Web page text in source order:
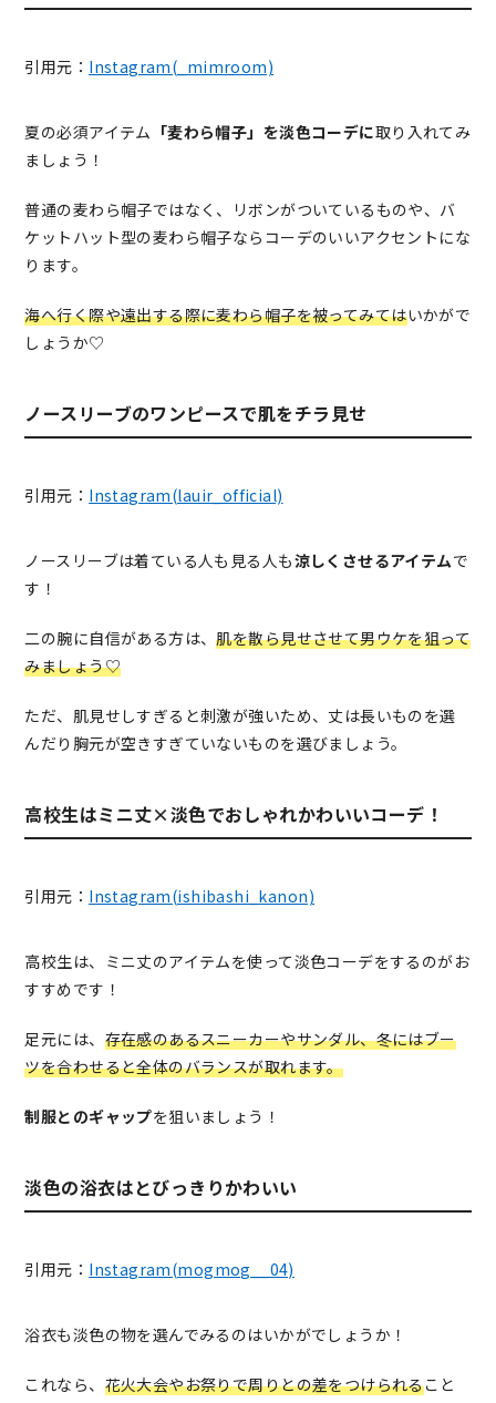
引用元： Instagram(_mimroom)
夏の必須アイテム 「麦わら帽子」を淡色コーデに取り入れてみ
ましょう！
普通の麦わら帽子ではなく、リボンがついているものや、バ
ケットハット型の麦わら帽子ならコーデのいいアクセントにな
ります。
海へ行く際や遠出する際に麦わら帽子を被ってみてはいかがで
しょうか♡
ノースリーブのワンピースで肌をチラ見せ
引用元： Instagram(lauir_official)
ノースリーブは着ている人も見る人も涼しくさせるアイテムで
す！
二の腕に自信がある方は、肌を散ら見せさせて男ウケを狙って
みましょう♡
ただ、肌見せしすぎると刺激が強いため、丈は長いものを選
んだり胸元が空きすぎていないものを選びましょう。
高校生はミニ丈×淡色でおしゃれかわいいコーデ！
引用元： Instagram(ishibashi_kanon)
高校生は、ミニ丈のアイテムを使って淡色コーデをするのがお
すすめです！
足元には、 存在感のあるスニーカーやサンダル、冬にはブー
ツを合わせると全体のバランスが取れます。
制服とのギャップを狙いましょう！
淡色の浴衣はとびっきりかわいい
引用元： Instagram(mogmog__04)
浴衣も淡色の物を選んでみるのはいかがでしょうか！
これなら、 花火大会やお祭りで周りとの差をつけられること